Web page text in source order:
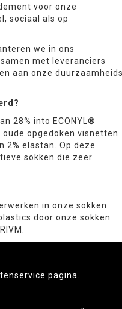
voor onze
sociaal als op
we in ons
met leveranciers
aan onze
28% into ECONYL®
opgedoken visnetten
2% elastan. Op deze
sokken die zeer
in onze sokken
door onze sokken
pagina.